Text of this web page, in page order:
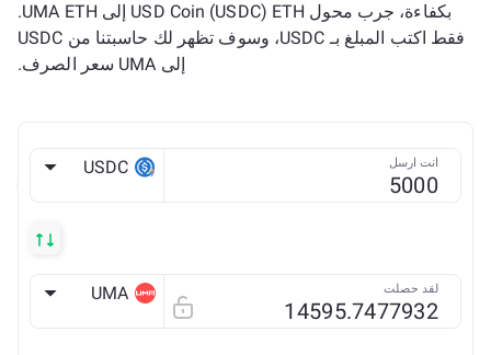
بكفاءة، جرب محول USD Coin (USDC) ETH إلى UMA ETH.
فقط اكتب المبلغ بـ USDC، وسوف تظهر لك حاسبتنا من USDC
إلى UMA سعر الصرف.
انت ارسل USDC
لقد حصلت UMA